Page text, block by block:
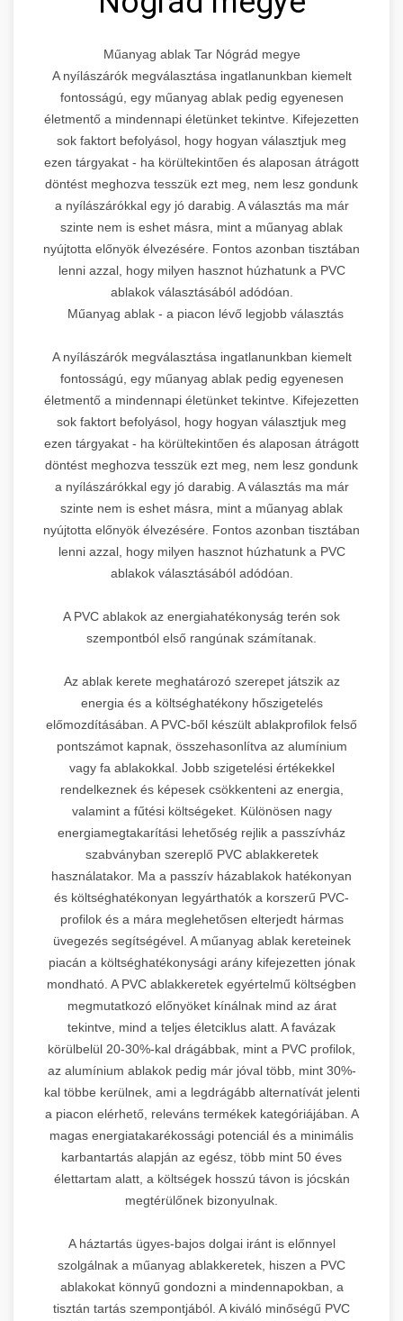
Műanyag ablak Tar Nógrád megye
A nyílászárók megválasztása ingatlanunkban kiemelt
fontosságú, egy műanyag ablak pedig egyenesen
életmentő a mindennapi életünket tekintve. Kifejezetten
sok faktort befolyásol, hogy hogyan választjuk meg
ezen tárgyakat - ha körültekintően és alaposan átrágott
döntést meghozva tesszük ezt meg, nem lesz gondunk
a nyílászárókkal egy jó darabig. A választás ma már
szinte nem is eshet másra, mint a műanyag ablak
nyújtotta előnyök élvezésére. Fontos azonban tisztában
lenni azzal, hogy milyen hasznot húzhatunk a PVC
ablakok választásából adódóan.
Műanyag ablak - a piacon lévő legjobb választás
A nyílászárók megválasztása ingatlanunkban kiemelt
fontosságú, egy műanyag ablak pedig egyenesen
életmentő a mindennapi életünket tekintve. Kifejezetten
sok faktort befolyásol, hogy hogyan választjuk meg
ezen tárgyakat - ha körültekintően és alaposan átrágott
döntést meghozva tesszük ezt meg, nem lesz gondunk
a nyílászárókkal egy jó darabig. A választás ma már
szinte nem is eshet másra, mint a műanyag ablak
nyújtotta előnyök élvezésére. Fontos azonban tisztában
lenni azzal, hogy milyen hasznot húzhatunk a PVC
ablakok választásából adódóan.
A PVC ablakok az energiahatékonyság terén sok
szempontból első rangúnak számítanak.
Az ablak kerete meghatározó szerepet játszik az
energia és a költséghatékony hőszigetelés
előmozdításában. A PVC-ből készült ablakprofilok felső
pontszámot kapnak, összehasonlítva az alumínium
vagy fa ablakokkal. Jobb szigetelési értékekkel
rendelkeznek és képesek csökkenteni az energia,
valamint a fűtési költségeket. Különösen nagy
energiamegtakarítási lehetőség rejlik a passzívház
szabványban szereplő PVC ablakkeretek
használatakor. Ma a passzív házablakok hatékonyan
és költséghatékonyan legyárthatók a korszerű PVC-
profilok és a mára meglehetősen elterjedt hármas
üvegezés segítségével. A műanyag ablak kereteinek
piacán a költséghatékonysági arány kifejezetten jónak
mondható. A PVC ablakkeretek egyértelmű költségben
megmutatkozó előnyöket kínálnak mind az árat
tekintve, mind a teljes életciklus alatt. A favázak
körülbelül 20-30%-kal drágábbak, mint a PVC profilok,
az alumínium ablakok pedig már jóval több, mint 30%-
kal többe kerülnek, ami a legdrágább alternatívát jelenti
a piacon elérhető, releváns termékek kategóriájában. A
magas energiatakarékossági potenciál és a minimális
karbantartás alapján az egész, több mint 50 éves
élettartam alatt, a költségek hosszú távon is jócskán
megtérülőnek bizonyulnak.
A háztartás ügyes-bajos dolgai iránt is előnnyel
szolgálnak a műanyag ablakkeretek, hiszen a PVC
ablakokat könnyű gondozni a mindennapokban, a
tisztán tartás szempontjából. A kiváló minőségű PVC